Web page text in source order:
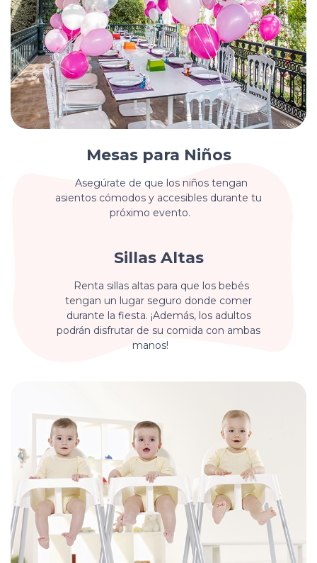
Mesas para Niños
Asegúrate de que los niños tengan
asientos cómodos y accesibles durante tu
próximo evento.
Sillas Altas
Renta sillas altas para que los bebés
tengan un lugar seguro donde comer
durante la fiesta. ¡Además, los adultos
podrán disfrutar de su comida con ambas
manos!